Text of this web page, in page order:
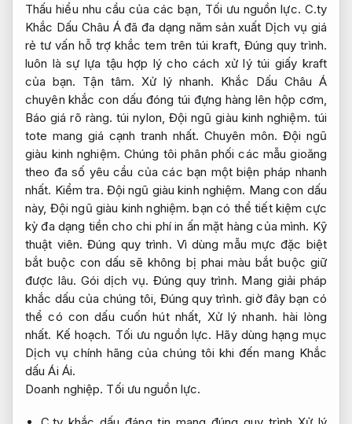
Thấu hiểu nhu cầu của các bạn, Tối ưu nguồn lực. C.ty
Khắc Dấu Châu Á đã đa dạng năm sản xuất Dịch vụ giá
rẻ tư vấn hỗ trợ khắc tem trên túi kraft, Đúng quy trình.
luôn là sự lựa tậu hợp lý cho cách xử lý túi giấy kraft
của bạn. Tận tâm. Xử lý nhanh. Khắc Dấu Châu Á
chuyên khắc con dấu đóng túi đựng hàng lên hộp cơm,
Báo giá rõ ràng. túi nylon, Đội ngũ giàu kinh nghiệm. túi
tote mang giá cạnh tranh nhất. Chuyên môn. Đội ngũ
giàu kinh nghiệm. Chúng tôi phân phối các mẫu gioăng
theo đa số yêu cầu của các bạn một biện pháp nhanh
nhất. Kiểm tra. Đội ngũ giàu kinh nghiệm. Mang con dấu
này, Đội ngũ giàu kinh nghiệm. bạn có thể tiết kiệm cực
kỳ đa dạng tiền cho chi phí in ấn mặt hàng của mình. Kỹ
thuật viên. Đúng quy trình. Vì dùng mẫu mực đặc biệt
bắt buộc con dấu sẽ không bị phai màu bắt buộc giữ
được lâu.Gói dịch vụ. Đúng quy trình. Mang giải pháp
khắc dấu của chúng tôi, Đúng quy trình. giờ đây bạn có
thể có con dấu cuốn hút nhất, Xử lý nhanh. hài lòng
nhất. Kế hoạch. Tối ưu nguồn lực. Hãy dùng hạng mục
Dịch vụ chính hãng của chúng tôi khi đến mang Khắc
dấu Ái Ái.
Doanh nghiệp. Tối ưu nguồn lực.